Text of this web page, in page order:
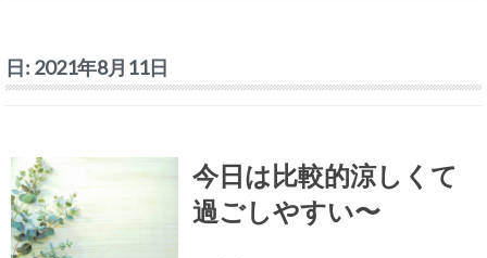
日: 2021年8月11日
今日は比較的涼しくて
過ごしやすい〜